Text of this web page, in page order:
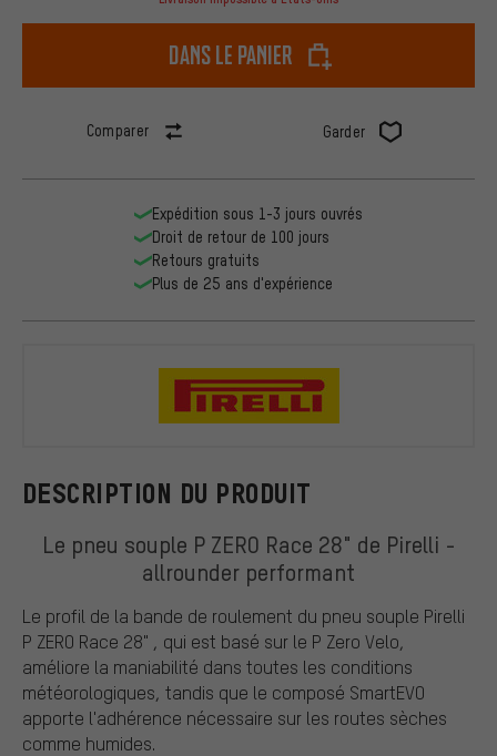
dans le panier
Comparer Garder
DESCRIPTION DU PRODUIT
Le pneu souple P ZERO Race 28" de Pirelli -
allrounder performant
Le profil de la bande de roulement du pneu souple Pirelli
P ZERO Race 28" , qui est basé sur le P Zero Velo,
améliore la maniabilité dans toutes les conditions
météorologiques, tandis que le composé SmartEVO
apporte l'adhérence nécessaire sur les routes sèches
comme humides.
Expédition sous 1-3 jours ouvrés
Droit de retour de 100 jours
Retours gratuits
Plus de 25 ans d'expérience